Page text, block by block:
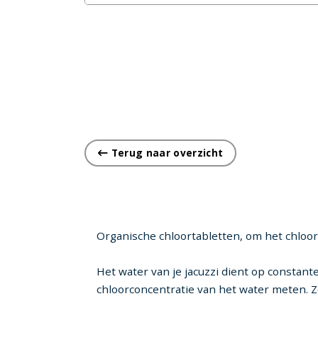
Terug naar overzicht
Organische chloortabletten, om het
Het water van je jacuzzi dient op
chloorconcentratie van het water meten.